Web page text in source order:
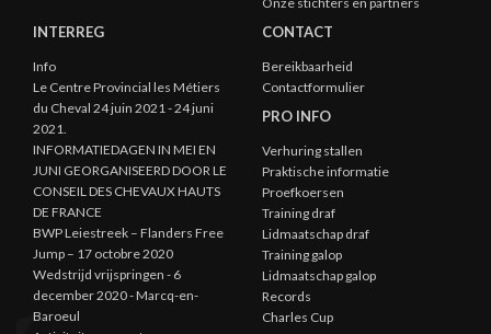
INTERREG
Info
Le Centre Provincial les Métiers
du Cheval 24 juin 2021 - 24 juni
2021.
INFORMATIEDAGEN IN MEI EN
JUNI GEORGANISEERD DOOR LE
CONSEIL DES CHEVAUX HAUTS
DE FRANCE
BWP Leiestreek – Flanders Free
Jump – 17 octobre 2020
Wedstrijd vrijspringen - 6
december 2020 - Marcq-en-
Baroeul
CONTACT
Bereikbaarheid
Contactformulier
PRO INFO
Verhuring stallen
Praktische informatie
Proefkoersen
Training draf
Lidmaatschap draf
Training galop
Lidmaatschap galop
Records
Charles Cup